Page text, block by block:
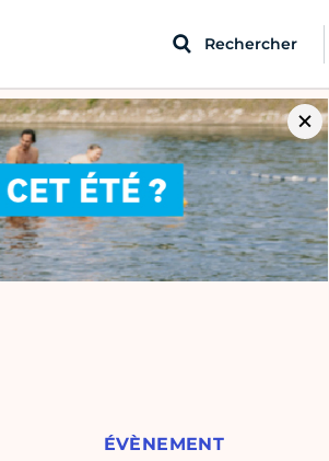
Rechercher
ÉVÈNEMENT